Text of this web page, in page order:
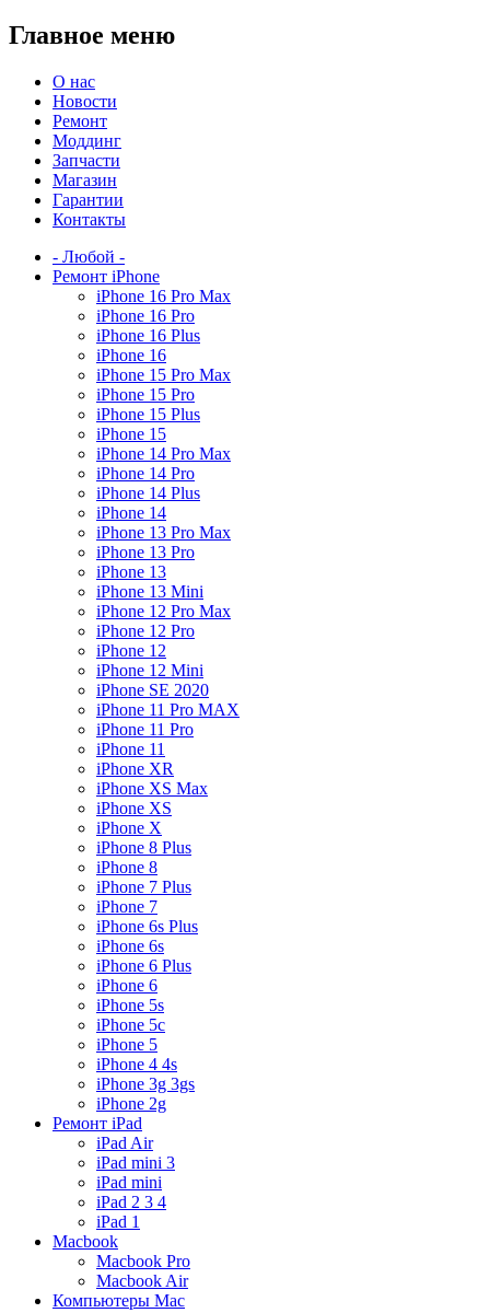
Главное меню
О нас
Новости
Ремонт
Моддинг
Запчасти
Магазин
Гарантии
Контакты
- Любой -
Ремонт iPhone
iPhone 16 Pro Max
iPhone 16 Pro
iPhone 16 Plus
iPhone 16
iPhone 15 Pro Max
iPhone 15 Pro
iPhone 15 Plus
iPhone 15
iPhone 14 Pro Max
iPhone 14 Pro
iPhone 14 Plus
iPhone 14
iPhone 13 Pro Max
iPhone 13 Pro
iPhone 13
iPhone 13 Mini
iPhone 12 Pro Max
iPhone 12 Pro
iPhone 12
iPhone 12 Mini
iPhone SE 2020
iPhone 11 Pro MAX
iPhone 11 Pro
iPhone 11
iPhone XR
iPhone XS Max
iPhone XS
iPhone X
iPhone 8 Plus
iPhone 8
iPhone 7 Plus
iPhone 7
iPhone 6s Plus
iPhone 6s
iPhone 6 Plus
iPhone 6
iPhone 5s
iPhone 5c
iPhone 5
iPhone 4 4s
iPhone 3g 3gs
iPhone 2g
Ремонт iPad
iPad Air
iPad mini 3
iPad mini
iPad 2 3 4
iPad 1
Macbook
Macbook Pro
Macbook Air
Компьютеры Mac